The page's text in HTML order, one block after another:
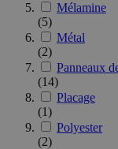
Mélamine
(5)
Métal
(2)
Panneaux
(14)
Placage
(1)
Polyester
(2)